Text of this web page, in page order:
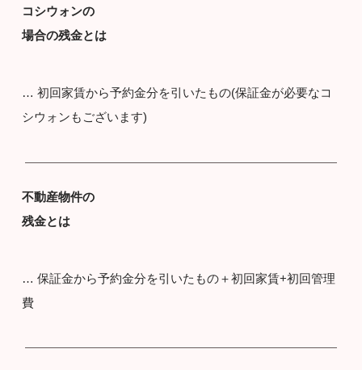
コシウォンの
場合の残金とは
… 初回家賃から予約金分を引いたもの(保証金が必要なコ
シウォンもございます)
不動産物件の
残金とは
… 保証金から予約金分を引いたもの＋初回家賃+初回管理
費